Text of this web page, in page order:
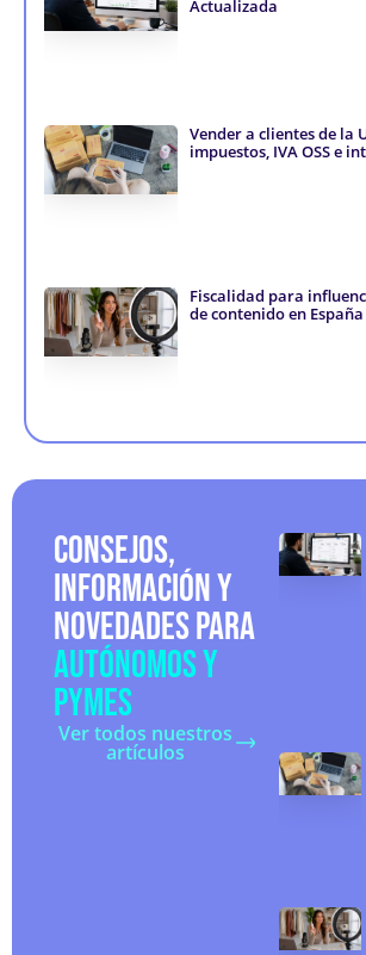
Actualizada
Vender a clientes de la
impuestos, IVA OSS e
Fiscalidad para
de contenido en España
CONSEJOS,
INFORMACIÓN Y
NOVEDADES PARA
AUTÓNOMOS Y
PYMES
Ver todos nuestros
artículos